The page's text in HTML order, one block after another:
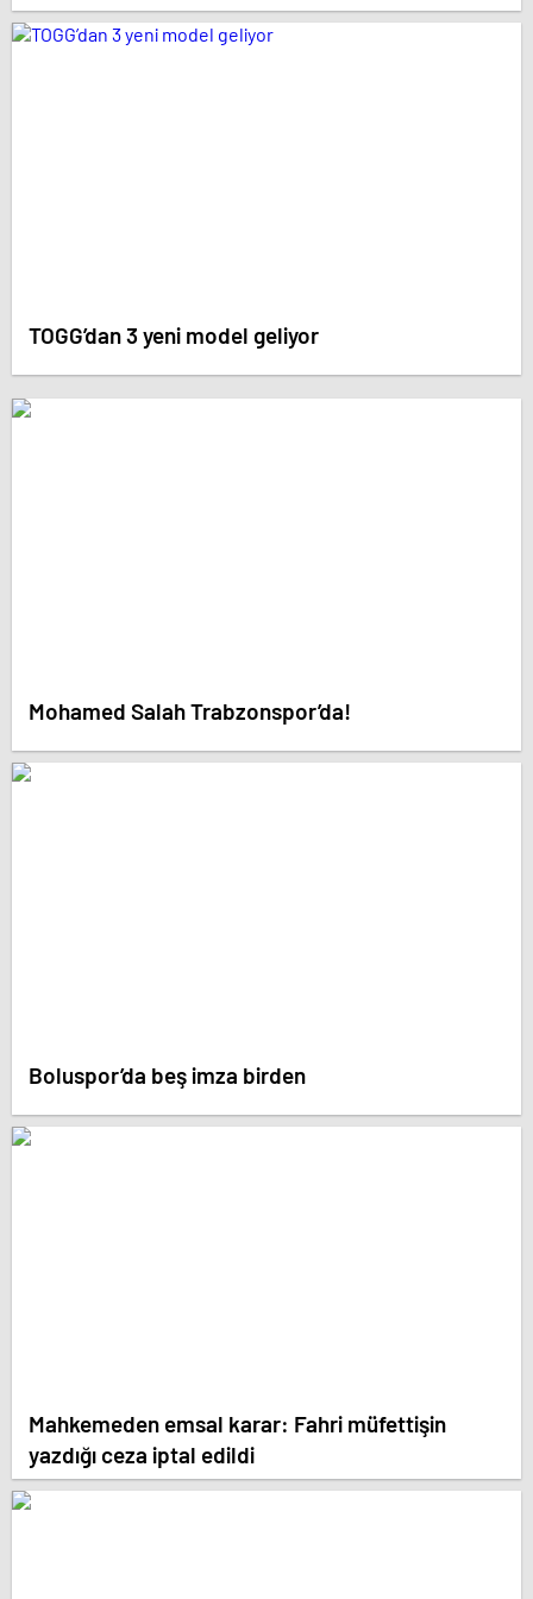
TOGG’dan 3 yeni model geliyor
Mohamed Salah Trabzonspor’da!
Boluspor’da beş imza birden
Mahkemeden emsal karar: Fahri müfettişin
yazdığı ceza iptal edildi